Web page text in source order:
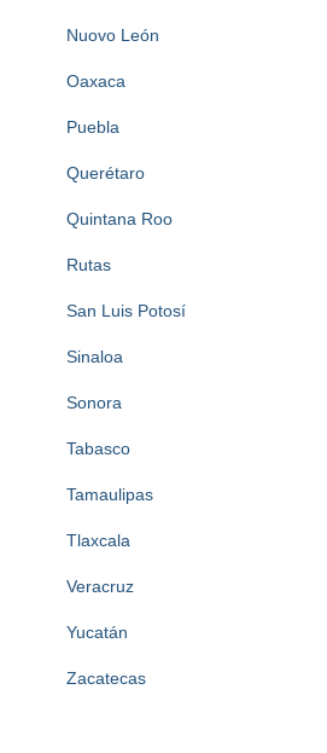
Nuovo León
Oaxaca
Puebla
Querétaro
Quintana Roo
Rutas
San Luis Potosí
Sinaloa
Sonora
Tabasco
Tamaulipas
Tlaxcala
Veracruz
Yucatán
Zacatecas